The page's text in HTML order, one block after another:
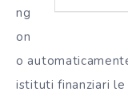
ng
on
o
istituti finanziari le